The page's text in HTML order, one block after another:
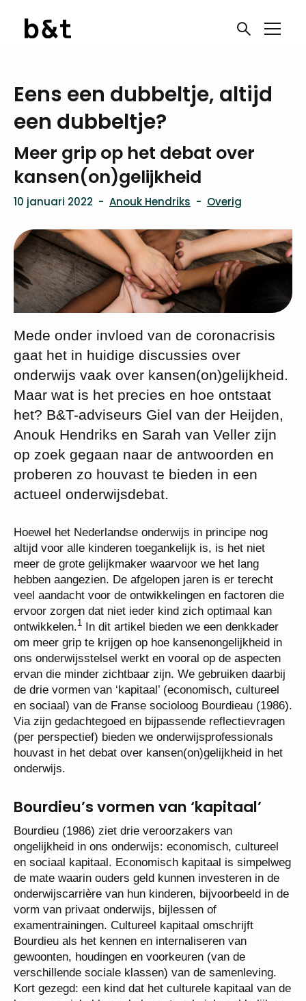
Eens een dubbeltje, altijd
een dubbeltje?
Meer grip op het debat over
kansen(on)gelijkheid
10 januari 2022 - Anouk Hendriks - Overig
Mede onder invloed van de coronacrisis
gaat het in huidige discussies over
onderwijs vaak over kansen(on)gelijkheid.
Maar wat is het precies en hoe ontstaat
het? B&T-adviseurs Giel van der Heijden,
Anouk Hendriks en Sarah van Veller zijn
op zoek gegaan naar de antwoorden en
proberen zo houvast te bieden in een
actueel onderwijsdebat.
Hoewel het Nederlandse onderwijs in principe nog
altijd voor alle kinderen toegankelijk is, is het niet
meer de grote gelijkmaker waarvoor we het lang
hebben aangezien. De afgelopen jaren is er terecht
veel aandacht voor de ontwikkelingen en factoren die
ervoor zorgen dat niet ieder kind zich optimaal kan
ontwikkelen.1 In dit artikel bieden we een denkkader
om meer grip te krijgen op hoe kansenongelijkheid in
ons onderwijsstelsel werkt en vooral op de aspecten
ervan die minder zichtbaar zijn. We gebruiken daarbij
de drie vormen van ‘kapitaal’ (economisch, cultureel
en sociaal) van de Franse socioloog Bourdieau (1986).
Via zijn gedachtegoed en bijpassende reflectievragen
(per perspectief) bieden we onderwijsprofessionals
houvast in het debat over kansen(on)gelijkheid in het
onderwijs.
Bourdieu’s vormen van ‘kapitaal’
Bourdieu (1986) ziet drie veroorzakers van
ongelijkheid in ons onderwijs: economisch, cultureel
en sociaal kapitaal. Economisch kapitaal is simpelweg
de mate waarin ouders geld kunnen investeren in de
onderwijscarrière van hun kinderen, bijvoorbeeld in de
vorm van privaat onderwijs, bijlessen of
examentrainingen. Cultureel kapitaal omschrijft
Bourdieu als het kennen en internaliseren van
gewoonten, houdingen en voorkeuren (van de
verschillende sociale klassen) van de samenleving.
Kort gezegd: een kind dat het culturele kapitaal van de